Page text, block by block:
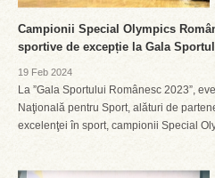
Campionii Special Olympics
sportive de excepție la Gala
19 Feb 2024
La ”Gala Sportului Românesc 2023”,
Naţională pentru Sport, alături de
excelenţei în sport, campionii Special